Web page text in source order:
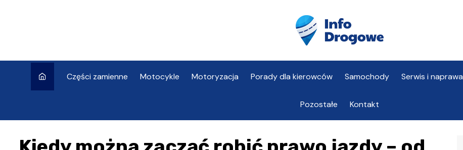
Części zamienne Motocykle Motoryzacja Porady dla kierowców Samochody Serwis i naprawa
Pozostałe Kontakt